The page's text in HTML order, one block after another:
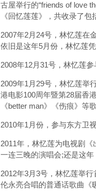
古屋举行的“friends of love
《回忆莲莲》，共收录了
2007年2月24号，林忆莲在
依旧是这年5月份，林忆莲
2008年12月31号，林忆莲
2009年1月29号，林忆莲举
港电影100周年暨第28届香
《better man》《伤痕》等
2010年1月份，参与东方卫
2011年，林忆莲为电视剧
一连三晚的演唱会;还是这
2012年3月3号，林忆莲举
伦永亮合唱的普通话歌曲《